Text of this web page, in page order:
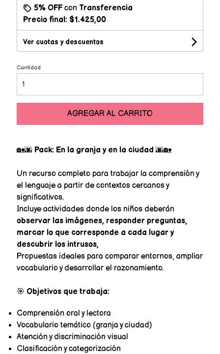
5% OFFcon Transferencia
Precio final: $1.425,00
Ver cuotas y descuentos
Cantidad
AGREGAR AL CARRITO
🏡🌆 Pack: En la granja y en la ciudad 🌆🏡
Un recurso completo para trabajar la comprensión y
el lenguaje a partir de contextos cercanos y
significativos.
Incluye actividades donde los niños deberán
observar las imágenes, responder preguntas,
marcar lo que corresponde a cada lugar y
descubrir los intrusos,
Propuestas ideales para comparar entornos, ampliar
vocabulario y desarrollar el razonamiento.
🎯 Objetivos que trabaja:
Comprensión oral y lectora
Vocabulario temático (granja y ciudad)
Atención y discriminación visual
Clasificación y categorización